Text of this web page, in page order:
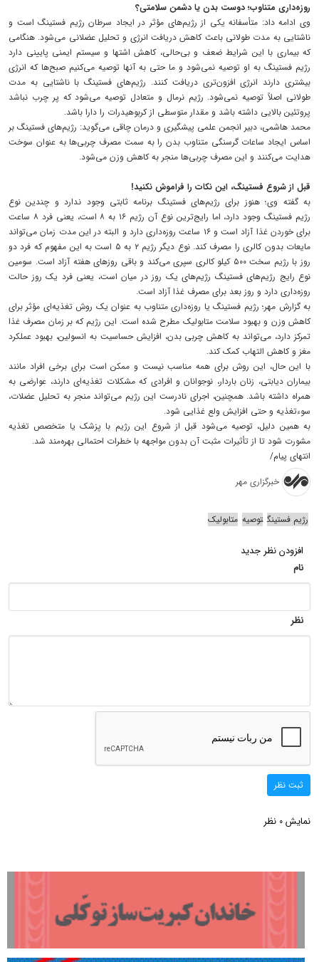
روزه‌داری متناوب؛ دوست بدن یا دشمن سلامتی؟
وی ادامه داد: متأسفانه یکی از رژیم‌های مؤثر در ایجاد سرطان رژیم فستینگ است و
ناشتایی به مدت طولانی باعث کاهش دریافت انرژی و تحلیل عضلانی می‌شود. هنگامی
که بیماری با این شرایط ضعف و بی‌حالی، کاهش اشتها و سیستم ایمنی پایینی دارد
رژیم فستینگ به او توصیه نمی‌شود و ما حتی به آنها توصیه می‌کنیم صبح‌ها که انرژی
بیشتری دارند انرژی افزون‌تری دریافت کنند. رژیم‌های فستینگ با ناشتایی به مدت
طولانی اصلاً توصیه نمی‌شود. رژیم نرمال و متعادل توصیه می‌شود که پر چرب نباشد
پروتئین بالایی داشته باشد و مقدار متوسطی از کربوهیدرات را دارا باشد.
محمد هاشمی، دبیر انجمن علمی پیشگیری و درمان چاقی می‌گوید: رژیم‌های فستینگ بر
اساس ایجاد ساعات گرسنگی متناوب بدن را به سمت مصرف چربی‌ها به عنوان سوخت
هدایت می‌کنند و این مصرف چربی‌ها منجر به کاهش وزن می‌شود.
قبل از شروع فستینگ، این نکات را فراموش نکنید!
به گفته وی؛ هنوز برای رژیم‌های فستینگ برنامه ثابتی وجود ندارد و چندین نوع
رژیم فستینگ وجود دارد، اما رایج‌ترین نوع آن رژیم ۱۶ به ۸ است، یعنی فرد ۸ ساعت
برای خوردن غذا آزاد است و ۱۶ ساعت روزه‌داری دارد و البته در این مدت زمان می‌تواند
مایعات بدون کالری را مصرف کند. نوع دیگر رژیم ۲ به ۵ است به این مفهوم که فرد دو
روز با رژیم سخت ۵۰۰ کیلو کالری سپری می‌کند و باقی روزهای هفته آزاد است. سومین
نوع رایج رژیم‌های فستینگ رژیم‌های یک روز در میان است، یعنی فرد یک روز حالت
روزه‌داری دارد و روز بعد برای مصرف غذا آزاد است.
به گزارش مهر؛ رژیم فستینگ یا روزه‌داری متناوب به عنوان یک روش تغذیه‌ای مؤثر برای
کاهش وزن و بهبود سلامت متابولیک مطرح شده است. این رژیم که بر زمان مصرف غذا
تمرکز دارد، می‌تواند به کاهش چربی بدن، افزایش حساسیت به انسولین، بهبود عملکرد
مغز و کاهش التهاب کمک کند.
با این ‌حال، این روش برای همه مناسب نیست و ممکن است برای برخی افراد مانند
بیماران دیابتی، زنان باردار، نوجوانان و افرادی که مشکلات تغذیه‌ای دارند، عوارضی به
همراه داشته باشد. همچنین، اجرای نادرست این رژیم می‌تواند منجر به تحلیل عضلات،
سوءتغذیه و حتی افزایش ولع غذایی شود.
به همین دلیل، توصیه می‌شود قبل از شروع این رژیم با پزشک یا متخصص تغذیه
مشورت شود تا از تأثیرات مثبت آن بدون مواجهه با خطرات احتمالی بهره‌مند شد.
انتهای پیام/
خبرگزاری مهر
رژیم فستینگ توصیه‌ متابولیک
افزودن نظر جدید
نام
نظر
ثبت نظر
نمایش 0 نظر